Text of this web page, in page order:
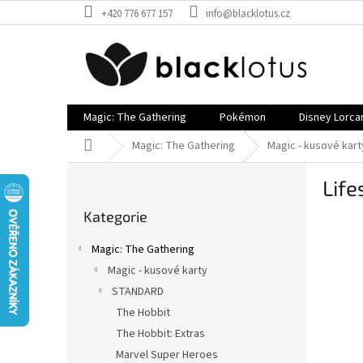
na
+420 776 677 157 info@blacklotus.cz
Magic: The Gathering Pokémon Disney
Domů Magic: The Gathering Magic - kusové
kategorie
Kategorie
Magic: The Gathering
Magic - kusové karty
STANDARD
The Hobbit
The Hobbit: Extras
Marvel Super Heroes